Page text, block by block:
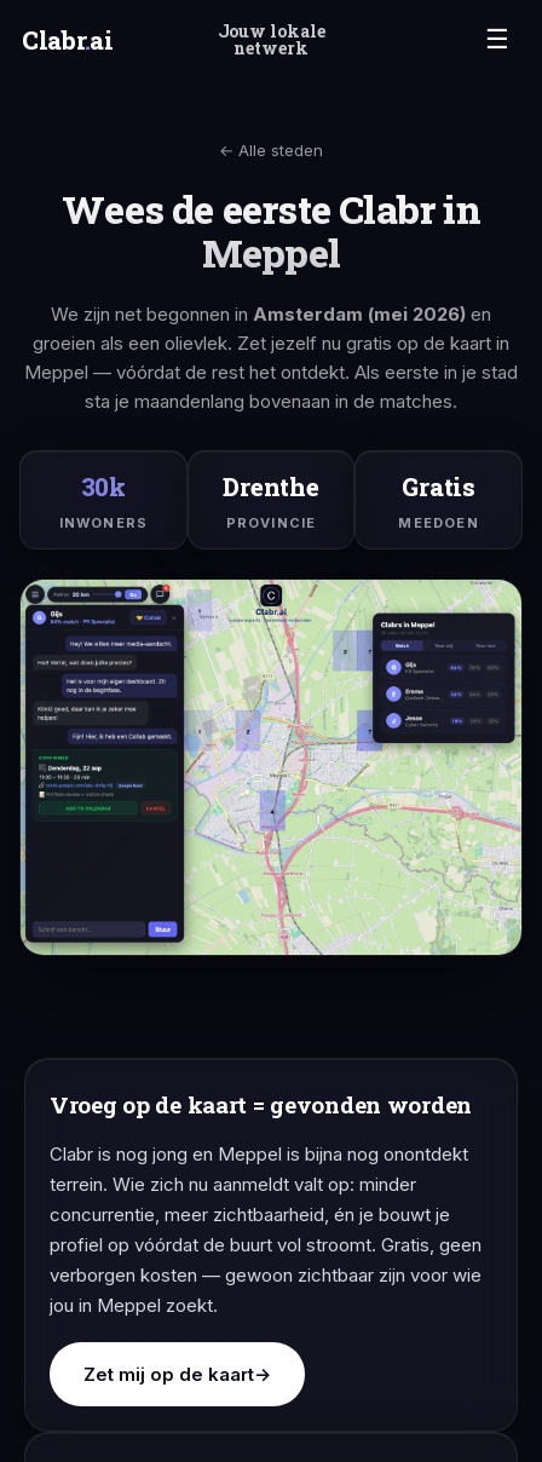
Clabr.ai ☰
Jouw lokale
netwerk
← Alle steden
Wees de eerste Clabr in
Meppel
We zijn net begonnen in Amsterdam (mei 2026) en
groeien als een olievlek. Zet jezelf nu gratis op de kaart in
Meppel — vóórdat de rest het ontdekt. Als eerste in je stad
sta je maandenlang bovenaan in de matches.
30k
INWONERS
Drenthe
PROVINCIE
Gratis
MEEDOEN
Vroeg op de kaart = gevonden worden
Clabr is nog jong en Meppel is bijna nog onontdekt
terrein. Wie zich nu aanmeldt valt op: minder
concurrentie, meer zichtbaarheid, én je bouwt je
profiel op vóórdat de buurt vol stroomt. Gratis, geen
verborgen kosten — gewoon zichtbaar zijn voor wie
jou in Meppel zoekt.
Zet mij op de kaart→